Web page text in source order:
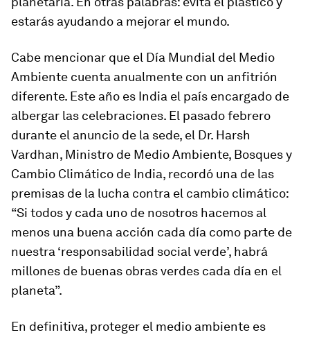
estarás ayudando a mejorar el mundo.
Cabe mencionar que el Día Mundial del Medio
Ambiente cuenta anualmente con un anfitrión
diferente. Este año es India el país encargado de
albergar las celebraciones. El pasado febrero
durante el anuncio de la sede, el Dr. Harsh
Vardhan, Ministro de Medio Ambiente, Bosques y
Cambio Climático de India, recordó una de las
premisas de la lucha contra el cambio climático:
“Si todos y cada uno de nosotros hacemos al
menos una buena acción cada día como parte de
nuestra ‘responsabilidad social verde’, habrá
millones de buenas obras verdes cada día en el
planeta”.
En definitiva, proteger el medio ambiente es